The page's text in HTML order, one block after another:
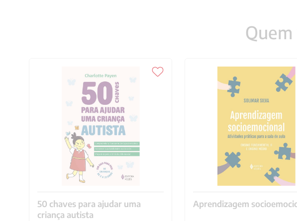
50 chaves para ajudar uma
criança autista
Aprendizagem